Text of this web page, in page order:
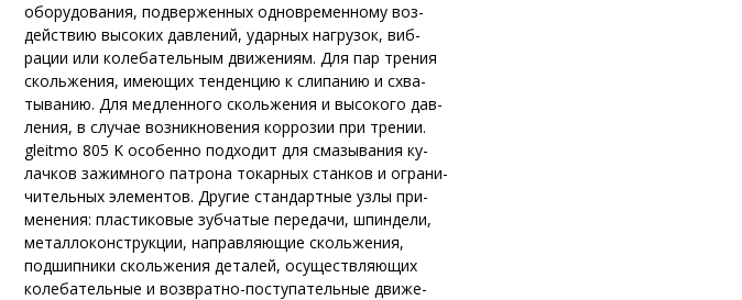
оборудования, подверженных одновременному воз-
действию высоких давлений, ударных нагрузок, виб-
рации или колебательным движениям. Для пар трения
скольжения, имеющих тенденцию к слипанию и схва-
тыванию. Для медленного скольжения и высокого дав-
ления, в случае возникновения коррозии при трении.
gleitmo 805 K особенно подходит для смазывания ку-
лачков зажимного патрона токарных станков и ограни-
чительных элементов. Другие стандартные узлы при-
менения: пластиковые зубчатые передачи, шпиндели,
металлоконструкции, направляющие скольжения,
подшипники скольжения деталей, осуществляющих
колебательные и возвратно-поступательные движе-